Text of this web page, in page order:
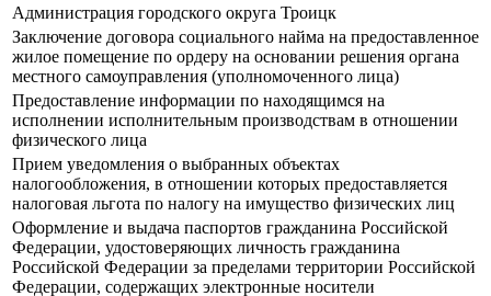
Администрация городского округа Троицк
Заключение договора социального найма на предоставленное
жилое помещение по ордеру на основании решения органа
местного самоуправления (уполномоченного лица)
Предоставление информации по находящимся на
исполнении исполнительным производствам в отношении
физического лица
Прием уведомления о выбранных объектах
налогообложения, в отношении которых предоставляется
налоговая льгота по налогу на имущество физических лиц
Оформление и выдача паспортов гражданина Российской
Федерации, удостоверяющих личность гражданина
Российской Федерации за пределами территории Российской
Федерации, содержащих электронные носители